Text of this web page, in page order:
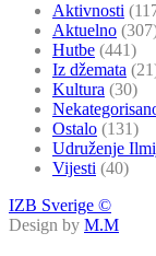
Aktivnosti
Aktuelno
Hutbe (441)
Iz džemata
Kultura (30)
Ostalo (131)
Udruženje
Vijesti (40)
IZB Sverige ©
Design by M.M